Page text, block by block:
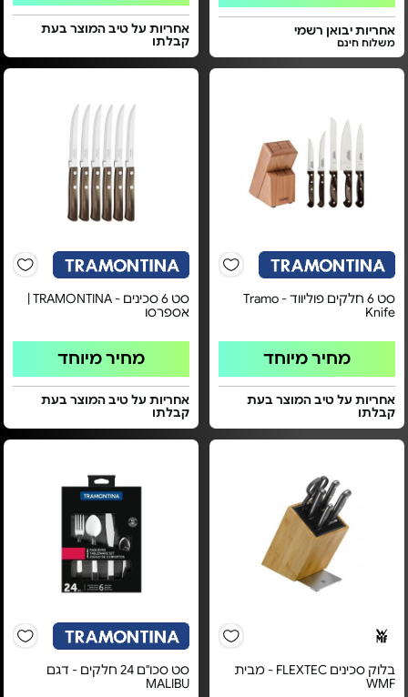
אחריות יבואן רשמי
משלוח חינם
אחריות על טיב המוצר בעת
קבלתו
סט 6 חלקים פוליווד - Tramo
Knife
מחיר מיוחד
אחריות על טיב המוצר בעת
קבלתו
סט 6 סכינים - TRAMONTINA |
אספרסו
מחיר מיוחד
אחריות על טיב המוצר בעת
קבלתו
בלוק סכינים FLEXTEC - מבית
WMF
סט סכו"ם 24 חלקים - דגם
MALIBU